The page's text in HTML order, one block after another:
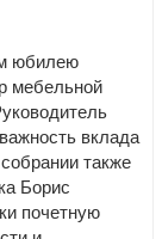
юбилею
мебельной
вклада
также
Борис
почетную